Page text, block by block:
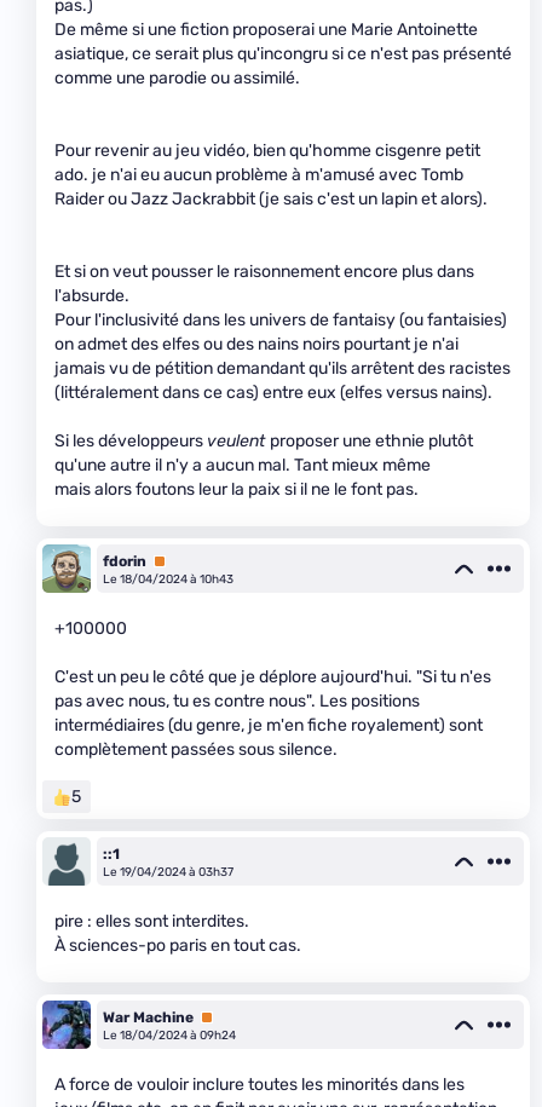
pas.)
De même si une fiction proposerai une Marie Antoinette
asiatique, ce serait plus qu'incongru si ce n'est pas présenté
comme une parodie ou assimilé.
Pour revenir au jeu vidéo, bien qu'homme cisgenre petit
ado. je n'ai eu aucun problème à m'amusé avec Tomb
Raider ou Jazz Jackrabbit (je sais c'est un lapin et alors).
Et si on veut pousser le raisonnement encore plus dans
l'absurde.
Pour l'inclusivité dans les univers de fantaisy (ou fantaisies)
on admet des elfes ou des nains noirs pourtant je n'ai
jamais vu de pétition demandant qu'ils arrêtent des racistes
(littéralement dans ce cas) entre eux (elfes versus nains).
Si les développeurs veulent proposer une ethnie plutôt
qu'une autre il n'y a aucun mal. Tant mieux même
mais alors foutons leur la paix si il ne le font pas.
fdorin
Premium
Le 18/04/2024 à 10h43
+100000
C'est un peu le côté que je déplore aujourd'hui. "Si tu n'es
pas avec nous, tu es contre nous". Les positions
intermédiaires (du genre, je m'en fiche royalement) sont
complètement passées sous silence.
5
::1
Le 19/04/2024 à 03h37
pire : elles sont interdites.
À sciences-po paris en tout cas.
War Machine Premium
Le 18/04/2024 à 09h24
A force de vouloir inclure toutes les minorités dans les